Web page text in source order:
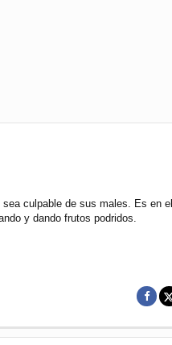
culpable de sus males. Es en
y dando frutos podridos.